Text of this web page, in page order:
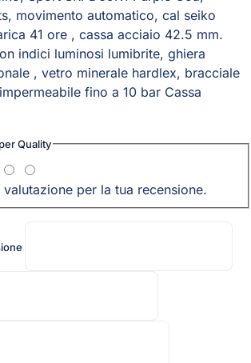
movimento automatico, cal seiko
41 ore , cassa acciaio 42.5 mm.
indici luminosi lumibrite, ghiera
, vetro minerale hardlex, bracciale
fino a 10 bar Cassa
Quality
valutazione per la tua recensione.